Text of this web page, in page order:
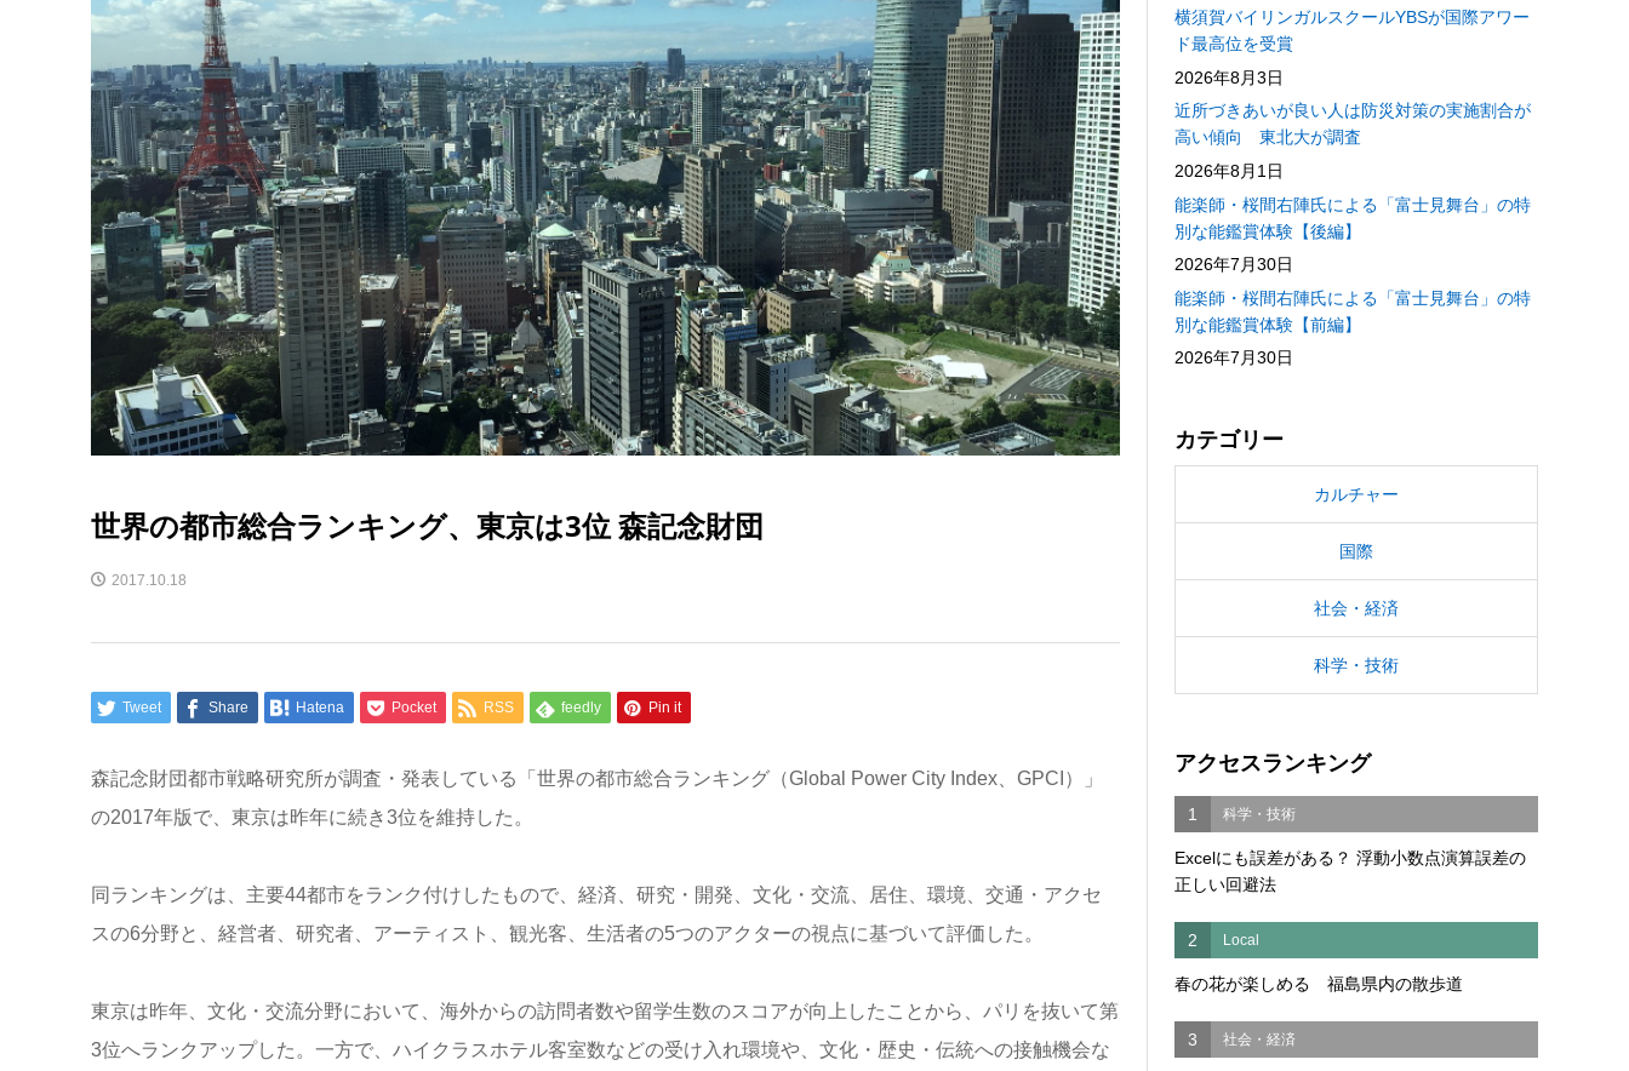
世界の都市総合ランキング、東京は3位 森記念財団
2017.10.18
Tweet Share Hatena Pocket RSS feedly Pin it
森記念財団都市戦略研究所が調査・発表している「世界の都市総合ランキング（Global Power City Index、GPCI）」
の2017年版で、東京は昨年に続き3位を維持した。
同ランキングは、主要44都市をランク付けしたもので、経済、研究・開発、文化・交流、居住、環境、交通・アクセ
スの6分野と、経営者、研究者、アーティスト、観光客、生活者の5つのアクターの視点に基づいて評価した。
東京は昨年、文化・交流分野において、海外からの訪問者数や留学生数のスコアが向上したことから、パリを抜いて第
3位へランクアップした。一方で、ハイクラスホテル客室数などの受け入れ環境や、文化・歴史・伝統への接触機会な
横須賀バイリンガルスクールYBSが国際アワー
ド最高位を受賞
2026年8月3日
近所づきあいが良い人は防災対策の実施割合が
高い傾向 東北大が調査
2026年8月1日
能楽師・桜間右陣氏による「富士見舞台」の特
別な能鑑賞体験【後編】
2026年7月30日
能楽師・桜間右陣氏による「富士見舞台」の特
別な能鑑賞体験【前編】
2026年7月30日
カテゴリー
カルチャー
国際
社会・経済
科学・技術
アクセスランキング
1 科学・技術
Excelにも誤差がある？ 浮動小数点演算誤差の
正しい回避法
2 Local
春の花が楽しめる 福島県内の散歩道
3 社会・経済